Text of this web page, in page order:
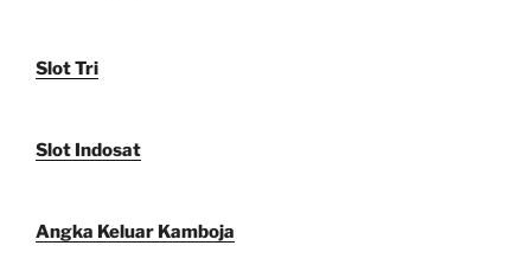
Slot Tri
Slot Indosat
Angka Keluar Kamboja